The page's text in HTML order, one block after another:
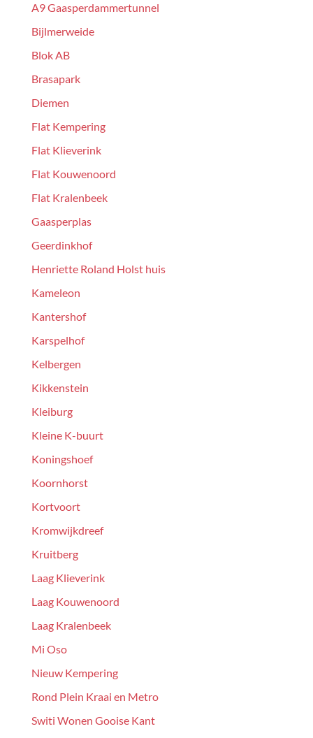
A9 Gaasperdammertunnel
Bijlmerweide
Blok AB
Brasapark
Diemen
Flat Kempering
Flat Klieverink
Flat Kouwenoord
Flat Kralenbeek
Gaasperplas
Geerdinkhof
Henriette Roland Holst huis
Kameleon
Kantershof
Karspelhof
Kelbergen
Kikkenstein
Kleiburg
Kleine K-buurt
Koningshoef
Koornhorst
Kortvoort
Kromwijkdreef
Kruitberg
Laag Klieverink
Laag Kouwenoord
Laag Kralenbeek
Mi Oso
Nieuw Kempering
Rond Plein Kraai en Metro
Switi Wonen Gooise Kant